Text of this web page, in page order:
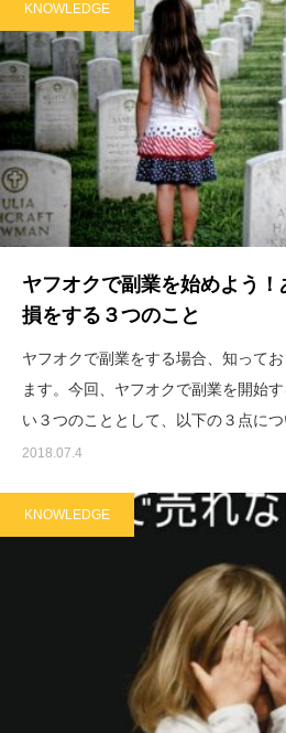
KNOWLEDGE
ヤフオクで副業を始めよう！
損をする３つのこと
ヤフオクで副業をする場合、知って
ます。今回、ヤフオクで副業を開始
い３つのこととして、以下の３点に
2018.07.4
KNOWLEDGE